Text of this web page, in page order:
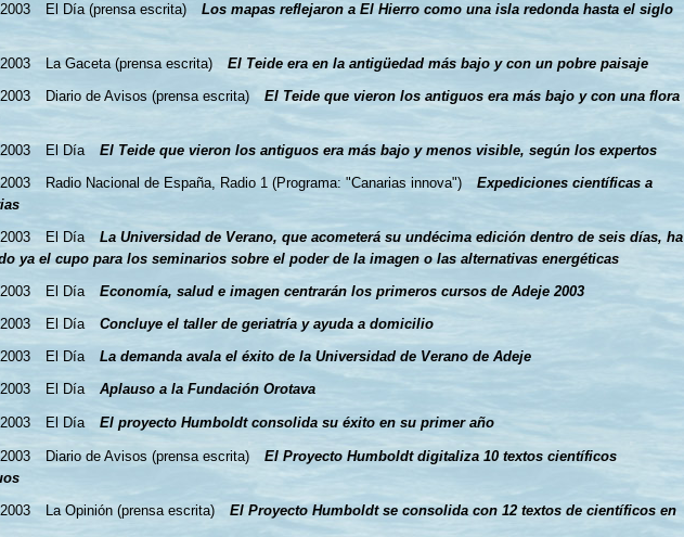
El Día (prensa escrita)
Los mapas reflejaron a El Hierro como una isla redonda hasta el siglo
La Gaceta (prensa escrita)
El Teide era en la antigüedad más bajo y con un pobre paisaje
Diario de Avisos (prensa escrita)
El Teide que vieron los antiguos era más bajo y con una flora
El Día
El Teide que vieron los antiguos era más bajo y menos visible, según los expertos
Radio Nacional de España, Radio 1 (Programa: "Canarias innova")
Expediciones científicas a
El Día
La Universidad de Verano, que acometerá su undécima edición dentro de seis días, ha
ya el cupo para los seminarios sobre el poder de la imagen o las alternativas energéticas
El Día
Economía, salud e imagen centrarán los primeros cursos de Adeje 2003
El Día
Concluye el taller de geriatría y ayuda a domicilio
El Día
La demanda avala el éxito de la Universidad de Verano de Adeje
El Día Aplauso a la Fundación Orotava
El Día El proyecto Humboldt consolida su éxito en su primer año
Diario de Avisos (prensa escrita)
El Proyecto Humboldt digitaliza 10 textos científicos
La Opinión (prensa escrita)
El Proyecto Humboldt se consolida con 12 textos de científicos en